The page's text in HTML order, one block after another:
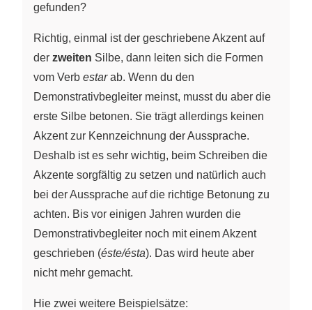
gefunden?
Richtig, einmal ist der geschriebene Akzent auf
der zweiten Silbe, dann leiten sich die Formen
vom Verb estarab. Wenn du den
Demonstrativbegleiter meinst, musst du aber die
erste Silbe betonen. Sie trägt allerdings keinen
Akzent zur Kennzeichnung der Aussprache.
Deshalb ist es sehr wichtig, beim Schreiben die
Akzente sorgfältig zu setzen und natürlich auch
bei der Aussprache auf die richtige Betonung zu
achten. Bis vor einigen Jahren wurden die
Demonstrativbegleiter noch mit einem Akzent
geschrieben (éste/ésta). Das wird heute aber
nicht mehr gemacht.
Hie zwei weitere Beispielsätze: